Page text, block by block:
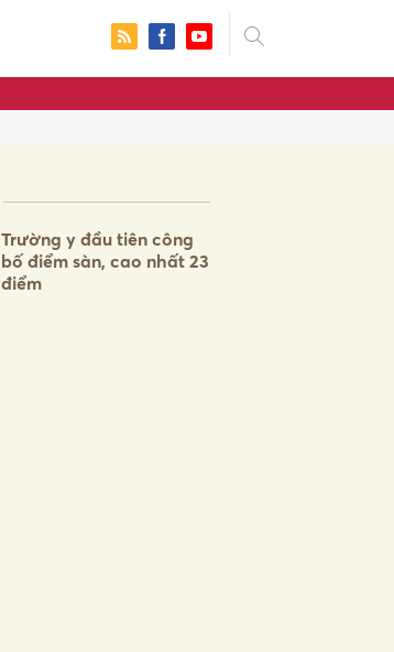
Trường y đầu tiên công
bố điểm sàn, cao nhất 23
điểm